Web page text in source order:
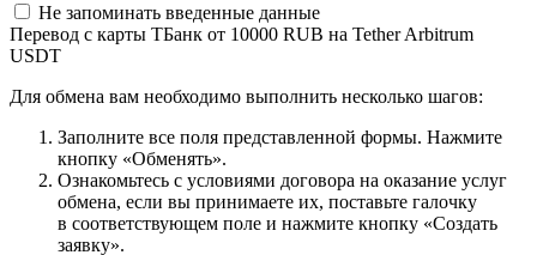
Не запоминать введенные данные
Перевод с карты ТБанк от 10000 RUB на Tether Arbitrum
USDT
Для обмена вам необходимо выполнить несколько шагов:
Заполните все поля представленной формы. Нажмите
кнопку «Обменять».
Ознакомьтесь с условиями договора на оказание услуг
обмена, если вы принимаете их, поставьте галочку
в соответствующем поле и нажмите кнопку «Создать
заявку».